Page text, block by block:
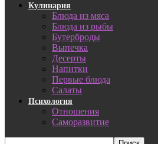
Кулинария
Блюда из мяса
Блюда из рыбы
Бутерброды
Выпечка
Десерты
Напитки
Первые блюда
Салаты
Психология
Отношения
Саморазвитие